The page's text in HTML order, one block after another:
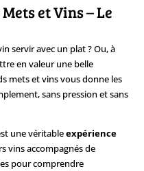
et Vins – Le
servir avec un plat ? Ou, à
en valeur une belle
mets et vins vous donne les
sans pression et sans
une véritableexpérience
vins accompagnés de
pour comprendre